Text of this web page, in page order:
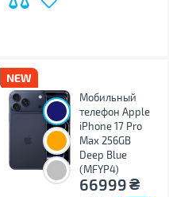
Мобильный
телефон Apple
iPhone 17 Pro
Max 256GB
Deep Blue
(MFYP4)
66999₴